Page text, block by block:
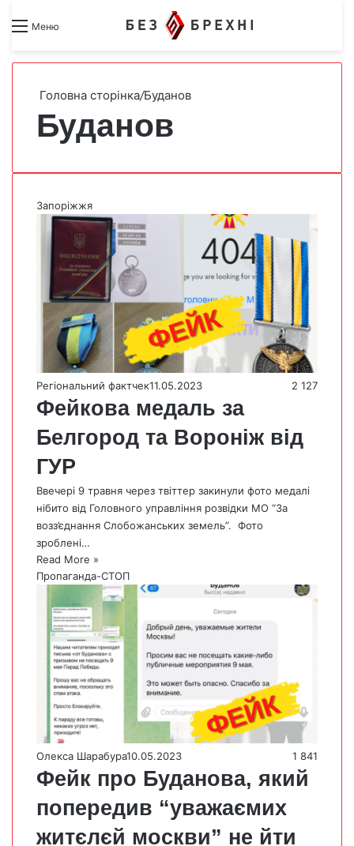
Меню Search forSwitch skin
Головна сторінка/Буданов
Буданов
Запоріжжя
Регіональний фактчек11.05.2023 2 127
Фейкова медаль за
Белгород та Вороніж від
ГУР
Ввечері 9 травня через твіттер закинули фото медалі
нібито від Головного управління розвідки МО “За
возз’єднання Слобожанських земель”. Фото
зроблені…
Read More »
Пропаганда-СТОП
Олекса Шарабура10.05.2023 1 841
Фейк про Буданова, який
попередив “уважаємих
житєлєй москви” не йти